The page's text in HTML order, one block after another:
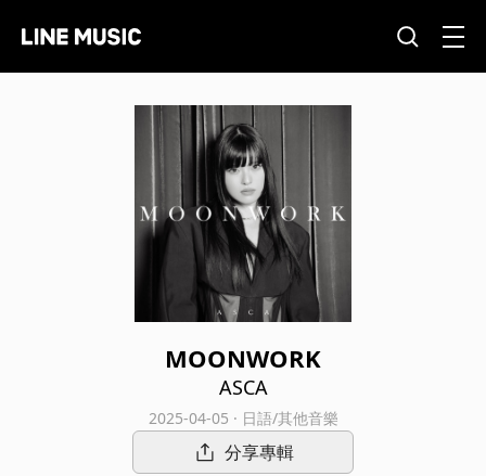
MOONWORK
ASCA
2025-04-05 · 日語/其他音樂
分享專輯